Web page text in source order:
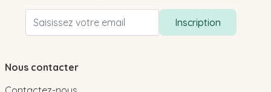
Adresse email
Inscription
Nous contacter